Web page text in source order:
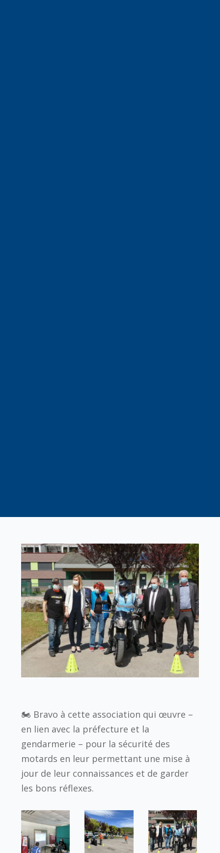
🏍 Bravo à cette association qui œuvre –
en lien avec la préfecture et la
gendarmerie – pour la sécurité des
motards en leur permettant une mise à
jour de leur connaissances et de garder
les bons réflexes.